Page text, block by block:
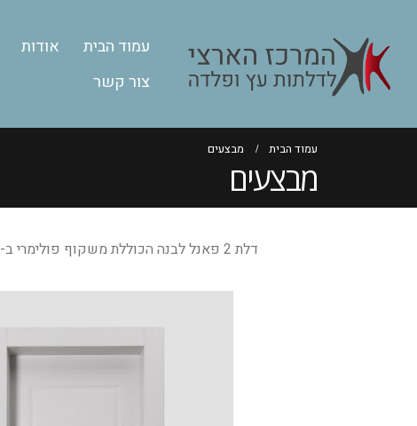
עמוד הבית אודות
צור קשר
עמוד הבית מבצעים
מבצעים
דלת 2 פאנל לבנה הכוללת משקוף פולימרי ב-1,000 ש”ח בלבד !!